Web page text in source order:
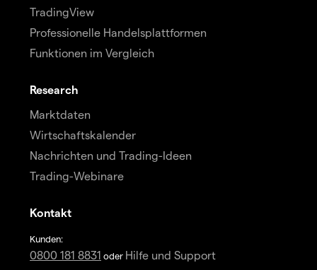
TradingView
Professionelle Handelsplattformen
Funktionen im Vergleich
Research
Marktdaten
Wirtschaftskalender
Nachrichten und Trading-Ideen
Trading-Webinare
Kontakt
Kunden:
0800 181 8831 oder Hilfe und Support